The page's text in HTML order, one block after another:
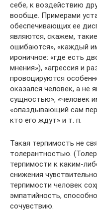
себе, к воздействию
вообще. Примерами
обеспечивающих ее
являются, скажем,
ошибаются», «каждый
ироничное: «где есть
мнения»), «агрессия и
провоцируются
оказался человек, а не
сущностью», «человек
«опаздывающий сам
кто его ждут» и т. п.
Такая терпимость не
толерантностью.
терпимости к каким-
снижения
терпимости человек
эмпатийность,
сочувствию.